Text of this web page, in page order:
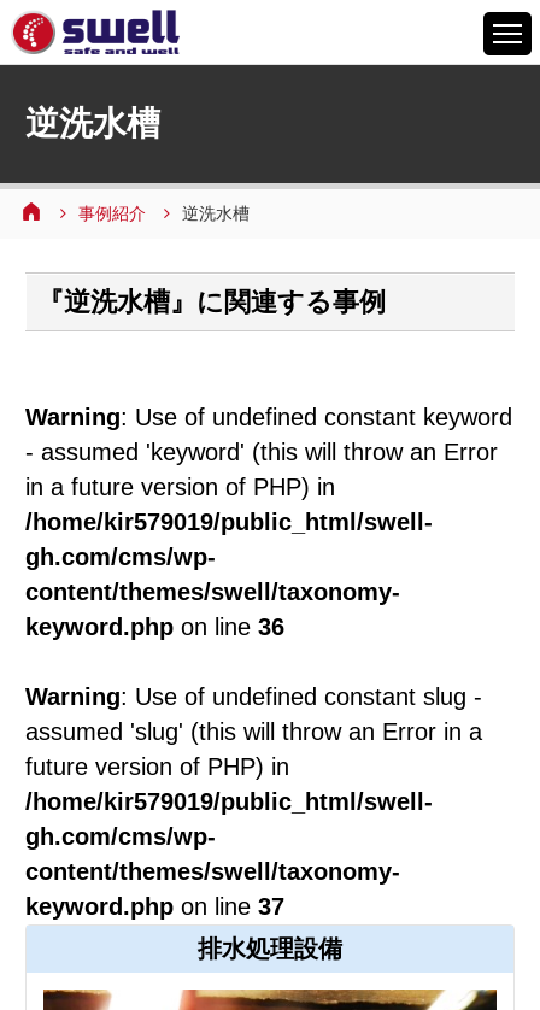
6つの特徴
設備案内
よくあるご質問
お問い合わせ
逆洗水槽
事例紹介 逆洗水槽
『逆洗水槽』に関連する事例
Warning: Use of undefined constant keyword
- assumed 'keyword' (this will throw an Error
in a future version of PHP) in
/home/kir579019/public_html/swell-
gh.com/cms/wp-
content/themes/swell/taxonomy-
keyword.phpon line 36
Warning: Use of undefined constant slug -
assumed 'slug' (this will throw an Error in a
future version of PHP) in
/home/kir579019/public_html/swell-
gh.com/cms/wp-
content/themes/swell/taxonomy-
keyword.phpon line 37
排水処理設備